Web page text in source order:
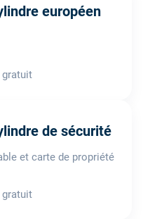
européen
gratuit
de sécurité
et carte de propriété
gratuit